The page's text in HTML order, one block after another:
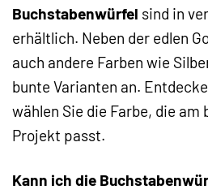
Buchstabenwürfel sind in
erhältlich. Neben der edlen
auch andere Farben wie
bunte Varianten an.
wählen Sie die Farbe, die am
Projekt passt.
Kann ich die